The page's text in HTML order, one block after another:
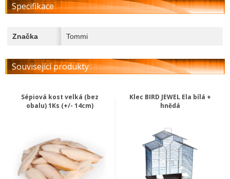
Specifikace
Značka Tommi
Související produkty
Sépiová kost velká (bez
obalu) 1Ks (+/- 14cm)
Klec BIRD JEWEL Ela bílá +
hnědá